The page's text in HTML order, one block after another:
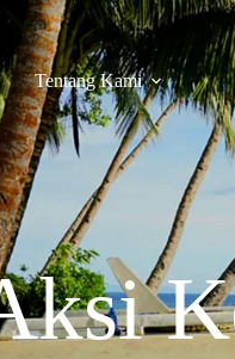
Tentang Kami